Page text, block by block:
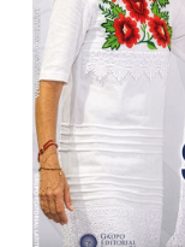
Tecnológico de
3 agosto, 2026